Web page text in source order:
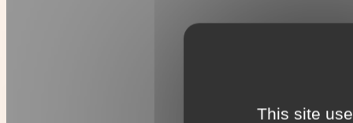
This site